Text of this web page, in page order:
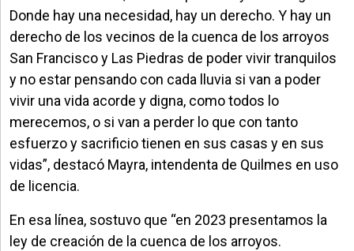
Donde hay una necesidad, hay un derecho. Y hay un
derecho de los vecinos de la cuenca de los arroyos
San Francisco y Las Piedras de poder vivir tranquilos
y no estar pensando con cada lluvia si van a poder
vivir una vida acorde y digna, como todos lo
merecemos, o si van a perder lo que con tanto
esfuerzo y sacrificio tienen en sus casas y en sus
vidas”, destacó Mayra, intendenta de Quilmes en uso
de licencia.
En esa línea, sostuvo que “en 2023 presentamos la
ley de creación de la cuenca de los arroyos.